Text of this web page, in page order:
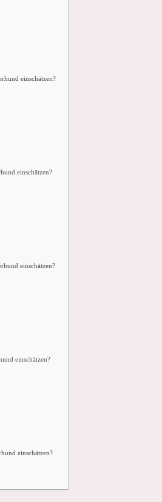
einschätzen?
einschätzen?
einschätzen?
einschätzen?
einschätzen?